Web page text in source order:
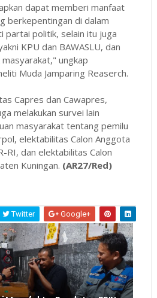
dapat memberi manfaat
berkepentingan di dalam
partai politik, selain itu juga
KPU dan BAWASLU, dan
ungkap
Muda Jamparing Reaserch.
Capres dan Cawapres,
melakukan survei lain
masyarakat tentang pemilu
elektabilitas Calon Anggota
RI, dan elektabilitas Calon
Kuningan. (AR27/Red)
Twitter Google+